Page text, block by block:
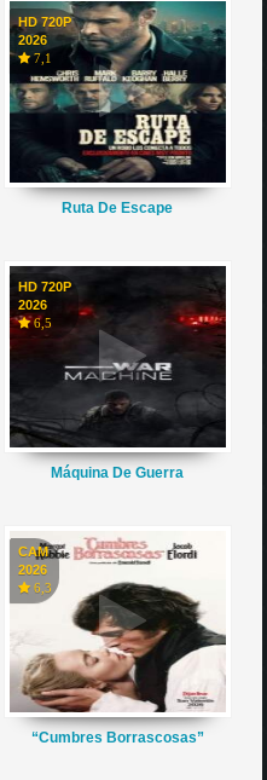
HD 720P
2026
7,1
Ruta De Escape
HD 720P
2026
6,5
Máquina De Guerra
CAM
2026
6,3
“Cumbres Borrascosas”